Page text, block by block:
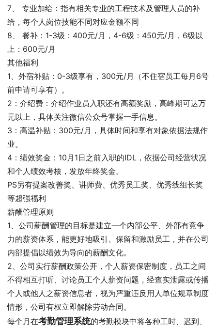
7、 专业加给：指有相关专业的工程技术及管理人员的补
给，每个人岗位技能不同对应金额不同
8、 餐补：1-3级：400元/月，4-6级：450元/月，6级以
上：600元/月
其他福利
1、外宿补贴：0-3级享有，300元/月（不住宿员工每月6号
前申请可享有）。
2：介绍费：介绍作业员入职还有高额奖励，高峰期可达万
元以上，具体关注微信公众号掌握一手信息。
3：高温补贴：300元/月，具体时间和享有对象依据法规作
业。
4：绩效奖金：10月1日之前入职的IDL，依据公司经营状况
和个人绩效考核，发放年终奖金。
PS另有提案改善奖、讲师费、优秀员工奖、优秀线组长奖
等超强福利
薪酬管理原则
1、公司薪酬管理的目标是建立一个内部公平、外部有竞争
力的薪资体系，能更好地吸引、保留和激励员工，并在公司
内部提倡以绩效为导向的薪酬文化。
2、公司实行薪酬政策公开，个人薪资保密制度，员工之间
不得相互打听、讨论员工个人薪资问题，经查实泄露或传播
个人或他人之薪资信息者，视为严重违反用人单位规章制度
情形，公司有权立即解除劳动合同。
每个月在考勤管理系统的考勤模块中将各种工时、迟到、